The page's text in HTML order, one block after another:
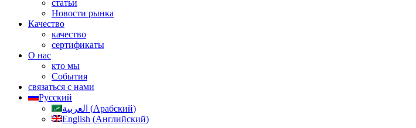
статьи
Новости рынка
Качество
качество
сертификаты
О нас
кто мы
События
связаться с нами
Русский
العربية (Арабский)
English (Английский)